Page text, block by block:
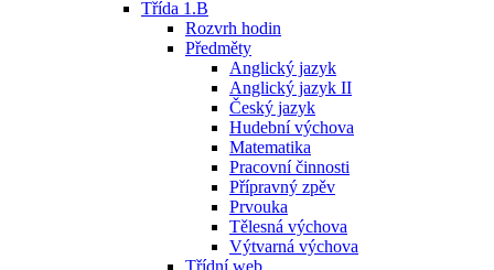
Třída 1.B
Rozvrh hodin
Předměty
Anglický jazyk
Anglický jazyk II
Český jazyk
Hudební výchova
Matematika
Pracovní činnosti
Přípravný zpěv
Prvouka
Tělesná výchova
Výtvarná výchova
Třídní web